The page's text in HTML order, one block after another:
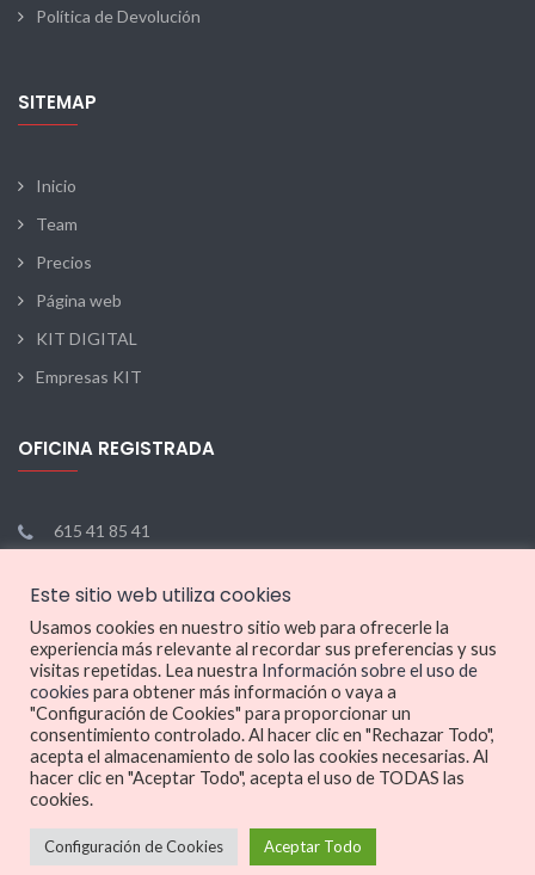
Política de Devolución
SITEMAP
Inicio
Team
Precios
Página web
KIT DIGITAL
Empresas KIT
OFICINA REGISTRADA
615 41 85 41
Lun - Vie: 9:00 - 17:00
GESTIÓN
EMPRESARIAL
© 2014 Portalclub International. All Rights Reserved.
Este sitio web utiliza cookies
Usamos cookies en nuestro sitio web para ofrecerle la
experiencia más relevante al recordar sus preferencias y sus
visitas repetidas. Lea nuestra Información sobre el uso de
cookies para obtener más información o vaya a
"Configuración de Cookies" para proporcionar un
consentimiento controlado. Al hacer clic en "Rechazar Todo",
acepta el almacenamiento de solo las cookies necesarias. Al
hacer clic en "Aceptar Todo", acepta el uso de TODAS las
cookies.
Configuración de Cookies Aceptar Todo